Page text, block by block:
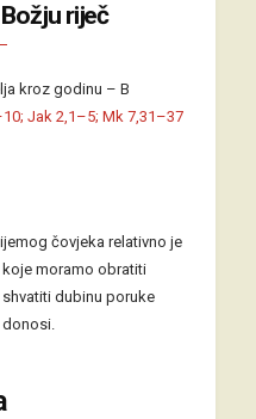
riječ
kroz godinu – B
Jak 2,1–5; Mk 7,31–37
čovjeka relativno je
moramo obratiti
dubinu poruke